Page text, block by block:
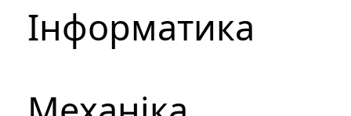
Інформатика